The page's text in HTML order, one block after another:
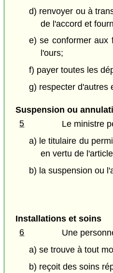
d) renvoyer ou à
de l'accord et
e) se conformer aux
l'ours;
f) payer toutes les
g) respecter d'autres
Suspension ou
5
Le ministre
a) le titulaire du
en vertu de
b) la suspension ou
Installations et soins
6
Une
a) se trouve à tout
b) reçoit des soins